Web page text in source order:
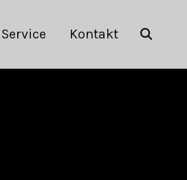
Service Kontakt